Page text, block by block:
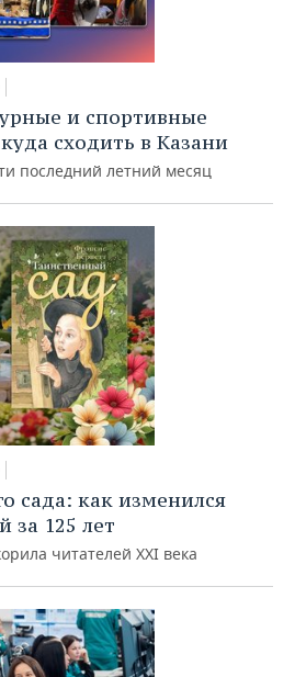
и спортивные
сходить в Казани
последний летний месяц
сада: как изменился
за 125 лет
читателей XXI века